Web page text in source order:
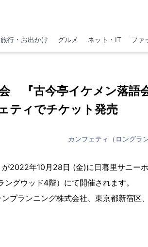
旅行・お出かけ グルメ ネット・IT ファ
『古今亭イケメン落語
ティでチケット発売
カンフェティ（ロングラ
2022年10月28日 (金)に日暮里サニー
グウッド4階）にて開催されます。
プランニング株式会社、東京都新宿区